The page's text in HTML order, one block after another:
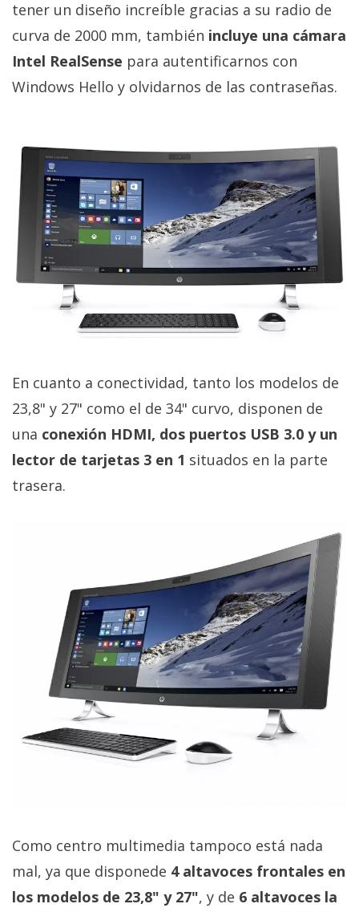
tener un diseño increíble gracias a su radio de
curva de 2000 mm, también incluye una cámara
Intel RealSense para autentificarnos con
Windows Hello y olvidarnos de las contraseñas.
En cuanto a conectividad, tanto los modelos de
23,8" y 27" como el de 34" curvo, disponen de
una conexión HDMI, dos puertos USB 3.0 y un
lector de tarjetas 3 en 1 situados en la parte
trasera.
Como centro multimedia tampoco está nada
mal, ya que disponede 4 altavoces frontales en
los modelos de 23,8" y 27", y de 6 altavoces la